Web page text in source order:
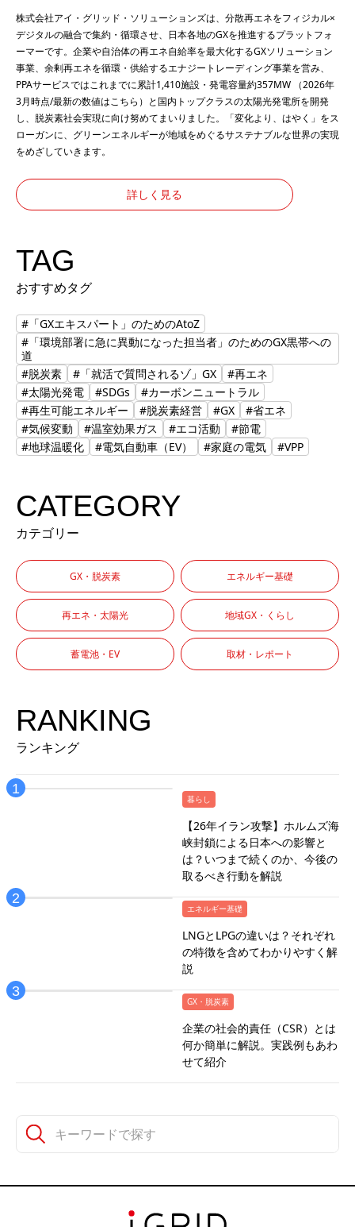
株式会社アイ・グリッド・ソリューションズは、分散再エネをフィジカル×
デジタルの融合で集約・循環させ、日本各地のGXを推進するプラットフォ
ーマーです。企業や自治体の再エネ自給率を最大化するGXソリューション
事業、余剰再エネを循環・供給するエナジートレーディング事業を営み、
PPAサービスではこれまでに累計1,410施設・発電容量約357MW （2026年
3月時点/最新の数値はこちら ）と国内トップクラスの太陽光発電所を開発
し、脱炭素社会実現に向け努めてまいりました。「変化より、はやく」をス
ローガンに、グリーンエネルギーが地域をめぐるサステナブルな世界の実現
をめざしていきます。
詳しく見る
TAG
おすすめタグ
#「GXエキスパート」のためのAtoZ
#「環境部署に急に異動になった担当者」のためのGX黒帯への
道
#脱炭素
#「就活で質問されるゾ」GX
#再エネ
#太陽光発電
#SDGs
#カーボンニュートラル
#再生可能エネルギー
#脱炭素経営 #GX
#省エネ
#気候変動
#温室効果ガス #エコ活動
#節電
#地球温暖化
#電気自動車（EV） #家庭の電気 #VPP
CATEGORY
カテゴリー
GX・脱炭素 エネルギー基礎
再エネ・太陽光 地域GX・くらし
蓄電池・EV 取材・レポート
RANKING
ランキング
暮らし
【26年イラン攻撃】ホルムズ海
峡封鎖による日本への影響と
は？いつまで続くのか、今後の
取るべき行動を解説
エネルギー基礎
LNGとLPGの違いは？それぞれ
の特徴を含めてわかりやすく解
説
GX・脱炭素
企業の社会的責任（CSR）とは
何か簡単に解説。実践例もあわ
せて紹介